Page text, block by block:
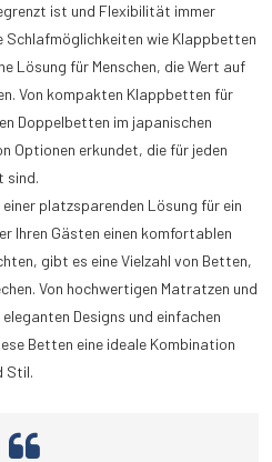
ist und Flexibilität immer
wie Klappbetten
Lösung für Menschen, die Wert auf
Von kompakten Klappbetten für
Doppelbetten im japanischen
Optionen erkundet, die für jeden
sind.
platzsparenden Lösung für ein
Ihren Gästen einen komfortablen
gibt es eine Vielzahl von Betten,
Von hochwertigen Matratzen und
Designs und einfachen
Betten eine ideale Kombination
Stil.